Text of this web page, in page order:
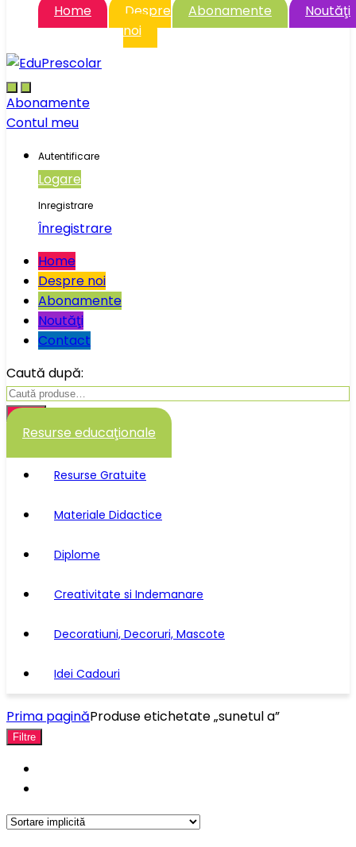
Home
Despre
noi
Abonamente Noutăţi
Abonamente
Contul meu
Autentificare
Logare
Inregistrare
Înregistrare
Home
Despre noi
Abonamente
Noutăţi
Contact
Caută după:
Caută
Resurse educaţionale
Resurse Gratuite
Materiale Didactice
Diplome
Creativitate si Indemanare
Decoratiuni, Decoruri, Mascote
Idei Cadouri
Prima paginăProduse etichetate „sunetul a”
Filtre